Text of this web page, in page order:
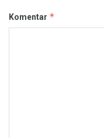
Komentar *